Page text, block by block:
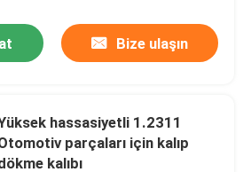
Bize ulaşın
hassasiyetli 1.2311
parçaları için kalıp
kalıbı